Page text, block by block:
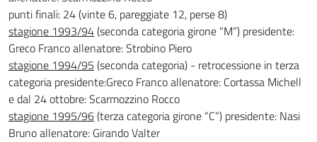
punti finali: 24 (vinte 6, pareggiate 12, perse 8)
stagione 1993/94(seconda categoria girone “M”) presidente:
Greco Franco allenatore: Strobino Piero
stagione 1994/95 (seconda categoria) - retrocessione in terza
categoria presidente:Greco Franco allenatore: Cortassa Michell
e dal 24 ottobre: Scarmozzino Rocco
stagione 1995/96(terza categoria girone “C”) presidente: Nasi
Bruno allenatore: Girando Valter